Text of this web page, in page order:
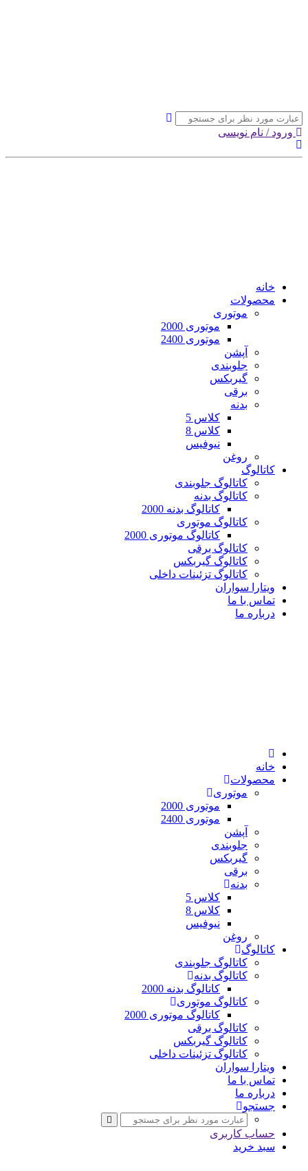
ورود / نام نویسی
خانه
محصولات
موتوری
موتوری 2000
موتوری 2400
آپشن
جلوبندی
گیربکس
برقی
بدنه
کلاس 5
کلاس 8
نیوفیس
روغن
کاتالوگ
کاتالوگ جلوبندی
کاتالوگ بدنه
کاتالوگ بدنه 2000
کاتالوگ موتوری
کاتالوگ موتوری 2000
کاتالوگ برقی
کاتالوگ گیربکس
کاتالوگ تزئینات داخلی
ویتارا سواران
تماس با ما
درباره ما
خانه
محصولات
موتوری
موتوری 2000
موتوری 2400
آپشن
جلوبندی
گیربکس
برقی
بدنه
کلاس 5
کلاس 8
نیوفیس
روغن
کاتالوگ
کاتالوگ جلوبندی
کاتالوگ بدنه
کاتالوگ بدنه 2000
کاتالوگ موتوری
کاتالوگ موتوری 2000
کاتالوگ برقی
کاتالوگ گیربکس
کاتالوگ تزئینات داخلی
ویتارا سواران
تماس با ما
درباره ما
جستجو
حساب کاربری
سبد خرید